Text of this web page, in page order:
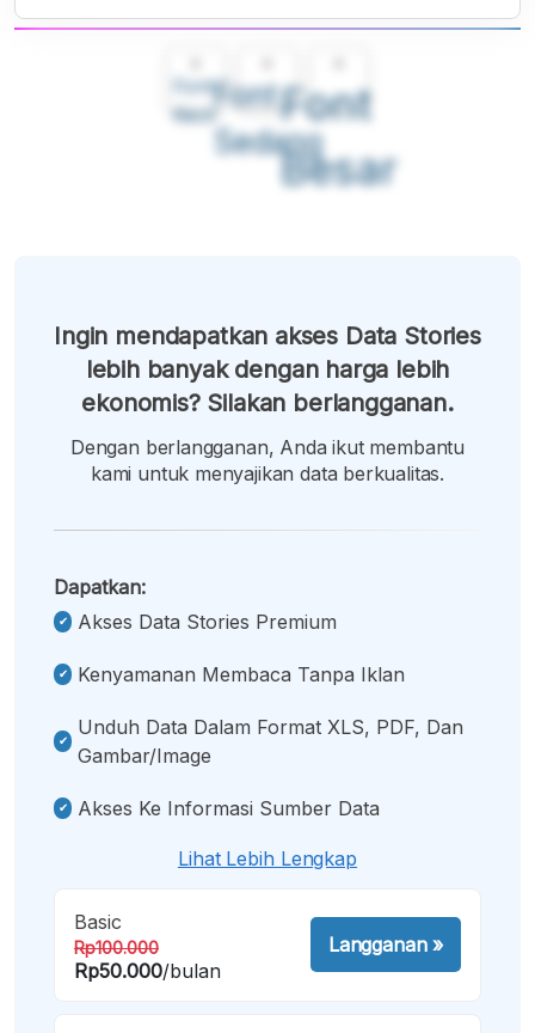
Font
Kecil
Font
Sedang
Font
Besar
Ingin mendapatkan akses Data Stories
lebih banyak dengan harga lebih
ekonomis? Silakan berlangganan.
Dengan berlangganan, Anda ikut membantu
kami untuk menyajikan data berkualitas.
Dapatkan:
Akses Data Stories Premium
Kenyamanan Membaca Tanpa Iklan
Unduh Data Dalam Format XLS, PDF, Dan
Gambar/image
Akses Ke Informasi Sumber Data
Lihat Lebih Lengkap
Basic
Rp100.000
Rp50.000/bulan
Langganan»